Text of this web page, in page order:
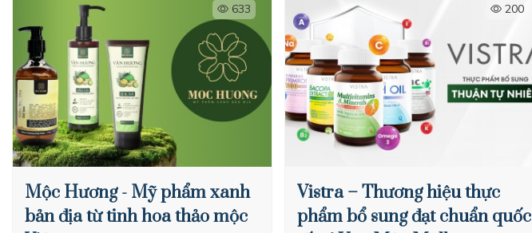
633
Mộc Hương - Mỹ phẩm xanh
bản địa từ tinh hoa thảo mộc
200
Vistra – Thương hiệu thực
phẩm bổ sung đạt chuẩn quốc